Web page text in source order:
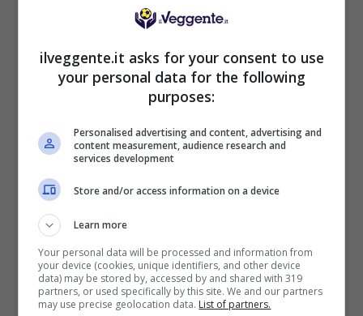
Fino a 2050€ bonus scommesse e sport
Per i nuovi utenti della piattaforma: 100% fino a 50€ in
Bonus Scommesse + 100% fino a 2000€ in Bonus
Sport
2050€
Mostra Informazioni
ilveggente.it asks for your consent to use
your personal data for the following
purposes:
Personalised advertising and content, advertising and
content measurement, audience research and
services development
Store and/or access information on a device
Learn more
Your personal data will be processed and information from
your device (cookies, unique identifiers, and other device
data) may be stored by, accessed by and shared with 319
partners, or used specifically by this site. We and our partners
may use precise geolocation data. List of partners.